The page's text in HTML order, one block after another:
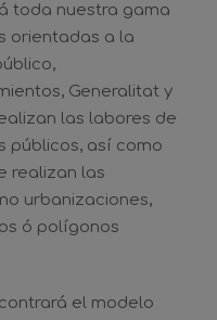
toda nuestra gama
orientadas a la
Generalitat y
las labores de
públicos, así como
realizan las
urbanizaciones,
ó polígonos
el modelo